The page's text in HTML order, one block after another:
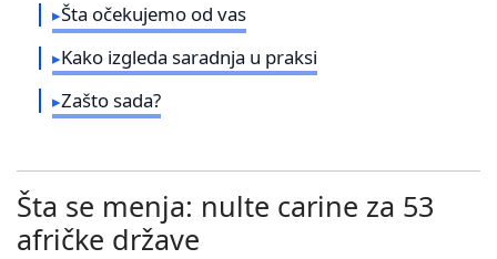
Šta očekujemo od vas
Kako izgleda saradnja u praksi
Zašto sada?
Šta se menja: nulte carine za 53
afričke države